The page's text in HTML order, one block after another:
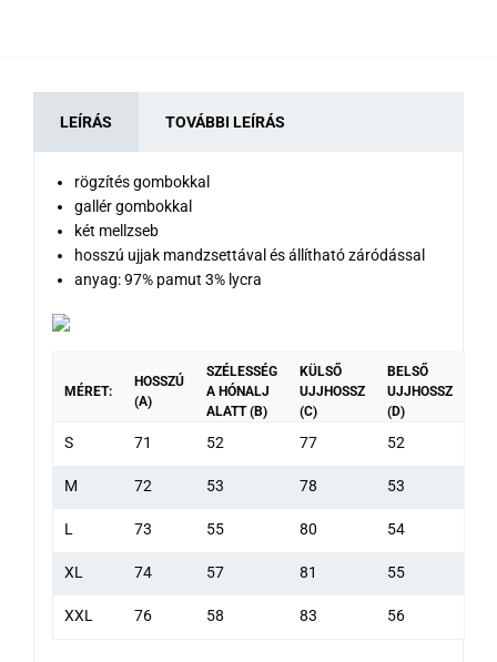
LEÍRÁS TOVÁBBI LEÍRÁS
rögzítés gombokkal
gallér gombokkal
két mellzseb
hosszú ujjak mandzsettával és állítható záródással
anyag: 97% pamut 3% lycra
MÉRET:
HOSSZÚ
(A)
SZÉLESSÉG
A HÓNALJ
ALATT (B)
KÜLSŐ
UJJHOSSZ
(C)
BELSŐ
UJJHOSSZ
(D)
S 71 52 77 52
M 72 53 78 53
L 73 55 80 54
XL 74 57 81 55
XXL 76 58 83 56